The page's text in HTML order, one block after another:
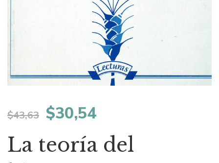
$43,63 El
precio
$30,54El
precio
La teoría del